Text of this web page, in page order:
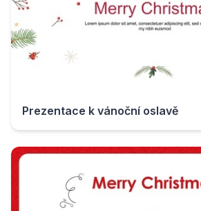
Prezentace k vánoční oslavě